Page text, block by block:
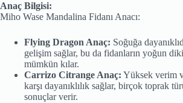
Anaç Bilgisi:
Miho Wase Mandalina Fidanı Anacı:
Flying Dragon Anaç: Soğuğa
gelişim sağlar, bu da fidanların yoğun
mümkün kılar.
Carrizo Citrange Anaç: Yüksek verim
karşı dayanıklılık sağlar, birçok toprak
sonuçlar verir.